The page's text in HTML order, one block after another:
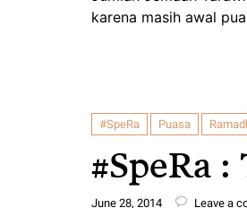
karena masih awal
#SpeRa Puasa
#SpeRa
June 28, 2014 Leave a